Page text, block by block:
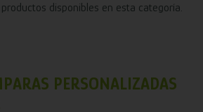
disponibles en esta categoría.
PERSONALIZADAS